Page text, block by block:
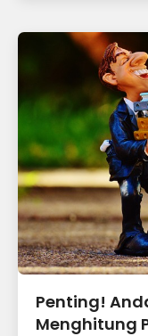
Penting!
Menghitung